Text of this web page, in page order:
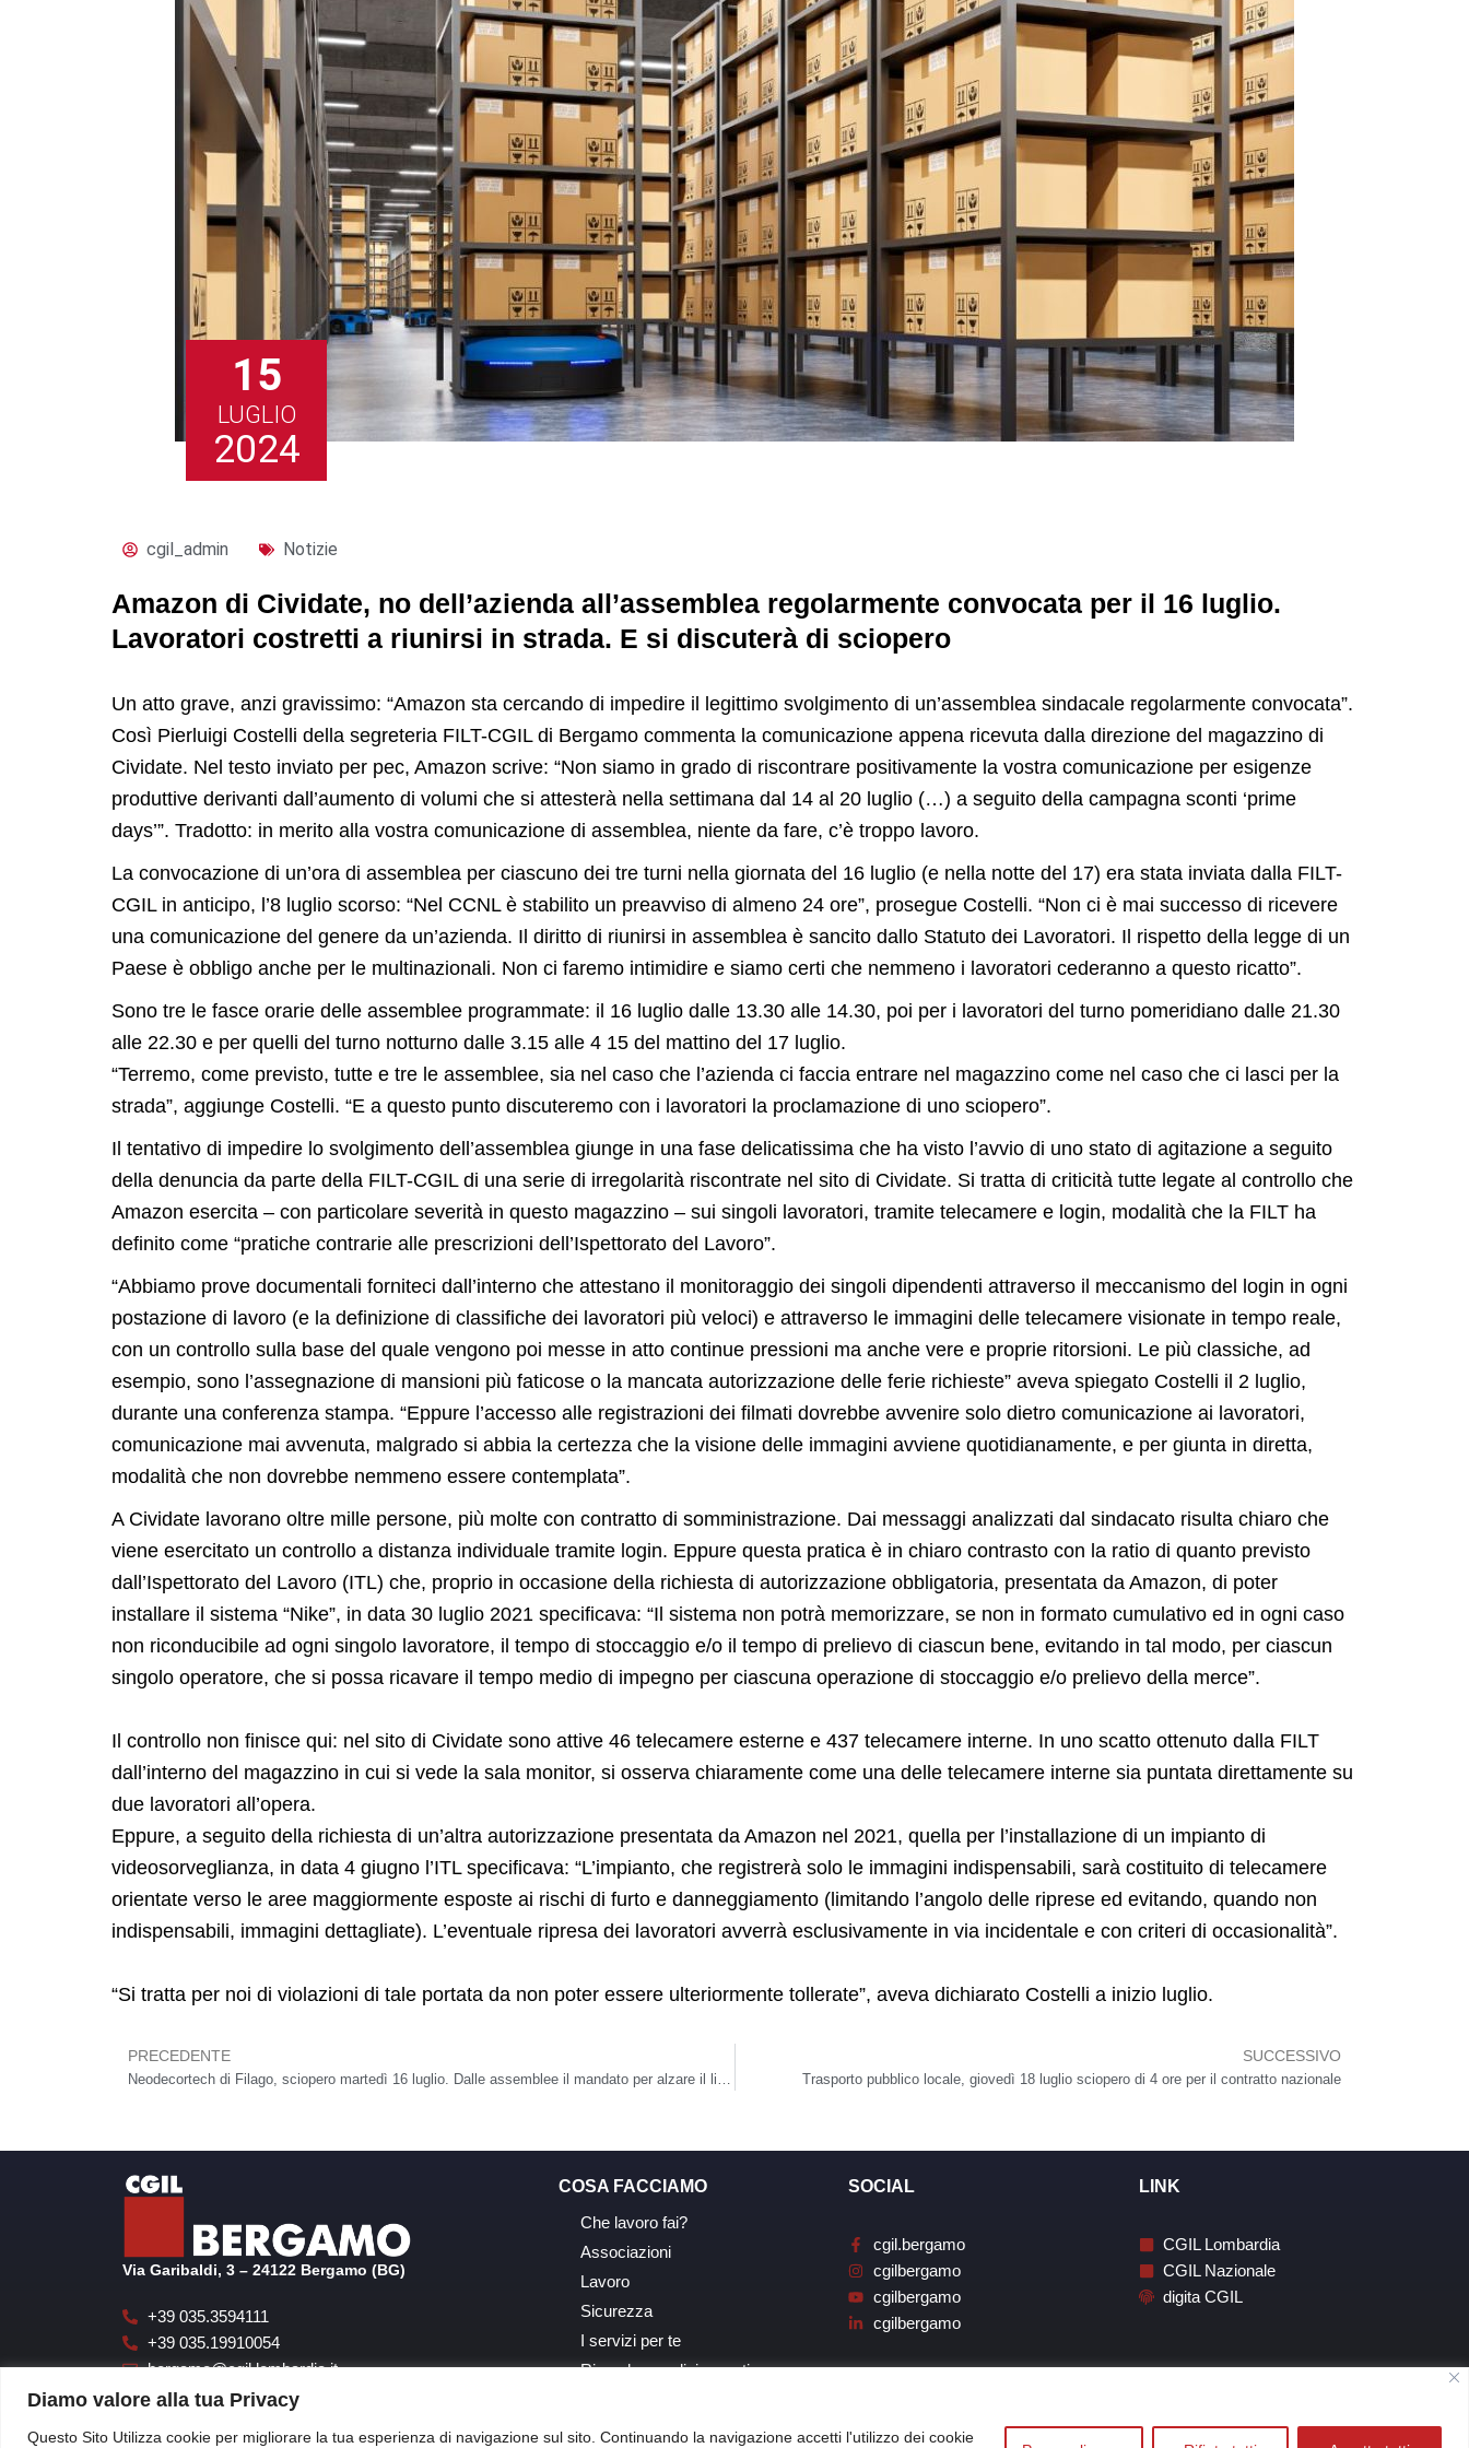
Diamo valore alla tua Privacy
Questo Sito Utilizza cookie per migliorare la tua esperienza di navigazione sul sito. Continuando la navigazione accetti l'utilizzo dei cookie
15
LUGLIO
2024
cgil_admin Notizie
Amazon di Cividate, no dell’azienda all’assemblea regolarmente convocata per il 16 luglio.
Lavoratori costretti a riunirsi in strada. E si discuterà di sciopero
Un atto grave, anzi gravissimo: “Amazon sta cercando di impedire il legittimo svolgimento di un’assemblea sindacale regolarmente convocata”.
Così Pierluigi Costelli della segreteria FILT-CGIL di Bergamo commenta la comunicazione appena ricevuta dalla direzione del magazzino di
Cividate. Nel testo inviato per pec, Amazon scrive: “Non siamo in grado di riscontrare positivamente la vostra comunicazione per esigenze
produttive derivanti dall’aumento di volumi che si attesterà nella settimana dal 14 al 20 luglio (…) a seguito della campagna sconti ‘prime
days’”. Tradotto: in merito alla vostra comunicazione di assemblea, niente da fare, c’è troppo lavoro.
La convocazione di un’ora di assemblea per ciascuno dei tre turni nella giornata del 16 luglio (e nella notte del 17) era stata inviata dalla FILT-
CGIL in anticipo, l’8 luglio scorso: “Nel CCNL è stabilito un preavviso di almeno 24 ore”, prosegue Costelli. “Non ci è mai successo di ricevere
una comunicazione del genere da un’azienda. Il diritto di riunirsi in assemblea è sancito dallo Statuto dei Lavoratori. Il rispetto della legge di un
Paese è obbligo anche per le multinazionali. Non ci faremo intimidire e siamo certi che nemmeno i lavoratori cederanno a questo ricatto”.
Sono tre le fasce orarie delle assemblee programmate: il 16 luglio dalle 13.30 alle 14.30, poi per i lavoratori del turno pomeridiano dalle 21.30
alle 22.30 e per quelli del turno notturno dalle 3.15 alle 4 15 del mattino del 17 luglio.
“Terremo, come previsto, tutte e tre le assemblee, sia nel caso che l’azienda ci faccia entrare nel magazzino come nel caso che ci lasci per la
strada”, aggiunge Costelli. “E a questo punto discuteremo con i lavoratori la proclamazione di uno sciopero”.
Il tentativo di impedire lo svolgimento dell’assemblea giunge in una fase delicatissima che ha visto l’avvio di uno stato di agitazione a seguito
della denuncia da parte della FILT-CGIL di una serie di irregolarità riscontrate nel sito di Cividate. Si tratta di criticità tutte legate al controllo che
Amazon esercita – con particolare severità in questo magazzino – sui singoli lavoratori, tramite telecamere e login, modalità che la FILT ha
definito come “pratiche contrarie alle prescrizioni dell’Ispettorato del Lavoro”.
“Abbiamo prove documentali forniteci dall’interno che attestano il monitoraggio dei singoli dipendenti attraverso il meccanismo del login in ogni
postazione di lavoro (e la definizione di classifiche dei lavoratori più veloci) e attraverso le immagini delle telecamere visionate in tempo reale,
con un controllo sulla base del quale vengono poi messe in atto continue pressioni ma anche vere e proprie ritorsioni. Le più classiche, ad
esempio, sono l’assegnazione di mansioni più faticose o la mancata autorizzazione delle ferie richieste” aveva spiegato Costelli il 2 luglio,
durante una conferenza stampa. “Eppure l’accesso alle registrazioni dei filmati dovrebbe avvenire solo dietro comunicazione ai lavoratori,
comunicazione mai avvenuta, malgrado si abbia la certezza che la visione delle immagini avviene quotidianamente, e per giunta in diretta,
modalità che non dovrebbe nemmeno essere contemplata”.
A Cividate lavorano oltre mille persone, più molte con contratto di somministrazione. Dai messaggi analizzati dal sindacato risulta chiaro che
viene esercitato un controllo a distanza individuale tramite login. Eppure questa pratica è in chiaro contrasto con la ratio di quanto previsto
dall’Ispettorato del Lavoro (ITL) che, proprio in occasione della richiesta di autorizzazione obbligatoria, presentata da Amazon, di poter
installare il sistema “Nike”, in data 30 luglio 2021 specificava: “Il sistema non potrà memorizzare, se non in formato cumulativo ed in ogni caso
non riconducibile ad ogni singolo lavoratore, il tempo di stoccaggio e/o il tempo di prelievo di ciascun bene, evitando in tal modo, per ciascun
singolo operatore, che si possa ricavare il tempo medio di impegno per ciascuna operazione di stoccaggio e/o prelievo della merce”.
Il controllo non finisce qui: nel sito di Cividate sono attive 46 telecamere esterne e 437 telecamere interne. In uno scatto ottenuto dalla FILT
dall’interno del magazzino in cui si vede la sala monitor, si osserva chiaramente come una delle telecamere interne sia puntata direttamente su
due lavoratori all’opera.
Eppure, a seguito della richiesta di un’altra autorizzazione presentata da Amazon nel 2021, quella per l’installazione di un impianto di
videosorveglianza, in data 4 giugno l’ITL specificava: “L’impianto, che registrerà solo le immagini indispensabili, sarà costituito di telecamere
orientate verso le aree maggiormente esposte ai rischi di furto e danneggiamento (limitando l’angolo delle riprese ed evitando, quando non
indispensabili, immagini dettagliate). L’eventuale ripresa dei lavoratori avverrà esclusivamente in via incidentale e con criteri di occasionalità”.
“Si tratta per noi di violazioni di tale portata da non poter essere ulteriormente tollerate”, aveva dichiarato Costelli a inizio luglio.
Precedente
PRECEDENTE
Neodecortech di Filago, sciopero martedì 16 luglio. Dalle assemblee il mandato per alzare il livello della protesta
SUCCESSIVO
Trasporto pubblico locale, giovedì 18 luglio sciopero di 4 ore per il contratto nazionale
Via Garibaldi, 3 – 24122 Bergamo (BG)
+39 035.3594111
+39 035.19910054
bergamo@cgil.lombardia.it
cgilbgsegreteria@pecgil.it
COSA FACCIAMO
Che lavoro fai?
Associazioni
Lavoro
Sicurezza
I servizi per te
Ricerche, analisi, eventi
SOCIAL
cgil.bergamo
cgilbergamo
cgilbergamo
cgilbergamo
LINK
CGIL Lombardia
CGIL Nazionale
digita CGIL